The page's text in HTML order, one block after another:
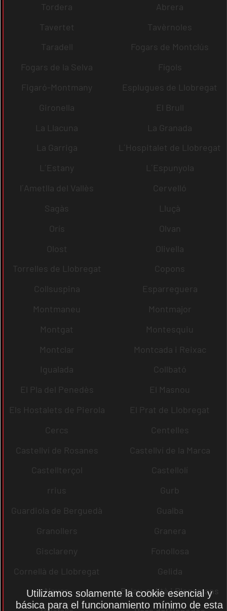
Tordera
Abrera
Tavertet
Tavèrnoles
Taradell
Fogars de Montclús
Fogars de la Selva
Fígols
Figaró-Montmany
Esplugues de Llobregat
Gironella
El Brull
La Llacuna
La Granada
La Garriga
L´Hospitalet de Llobregat
L´Estany
L´Espunyola
l´Ametlla del Vallès
Cervelló
Sagàs
Lluçà
Orís
Olvan
Olost
Olivella
Torrelles de Llobregat
Copons
Collsuspina
Esparreguera
Montmaneu
Montmajor
Montgat
Montesquiu
Montclar
Montcada i Reixac
Igualada
Collbató
El Pla del Penedès
El Masnou
Els Hostalets de Pierola
El Prat de Llobregat
Cercs
Centelles
Castellví de Rosanes
Castellví de la Marca
Castellterçol
Castellolí
rrius
Gurb
Guardiola de Berguedà
Gualba
Granollers
Granera
Gisclareny
Fonollosa
Cornellà de Llobregat
Gelida
Navas
Palau-solità i Plegamans
Utilizamos solamente la cookie esencial y
básica para el funcionamiento mínimo de esta